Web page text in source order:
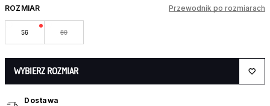
ROZMIAR Przewodnik po rozmiarach
56 80
WYBIERZ ROZMIAR
Dostawa